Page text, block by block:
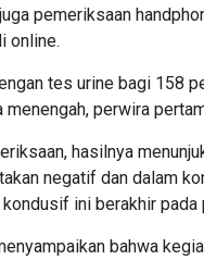
pemeriksaan
online.
tes urine bagi 158
perwira
hasilnya
negatif dan dalam
ini berakhir pada
bahwa